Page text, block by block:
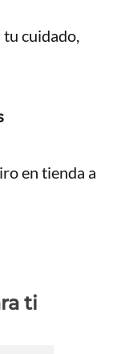
tu cuidado,
en tienda a
ti